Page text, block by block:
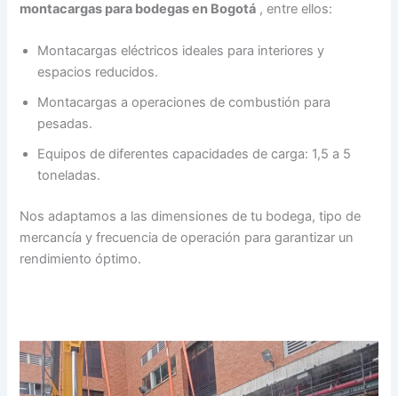
montacargas para bodegas en Bogotá , entre ellos:
Montacargas eléctricos ideales para interiores y
espacios reducidos.
Montacargas a operaciones de combustión para
pesadas.
Equipos de diferentes capacidades de carga: 1,5 a 5
toneladas.
Nos adaptamos a las dimensiones de tu bodega, tipo de
mercancía y frecuencia de operación para garantizar un
rendimiento óptimo.